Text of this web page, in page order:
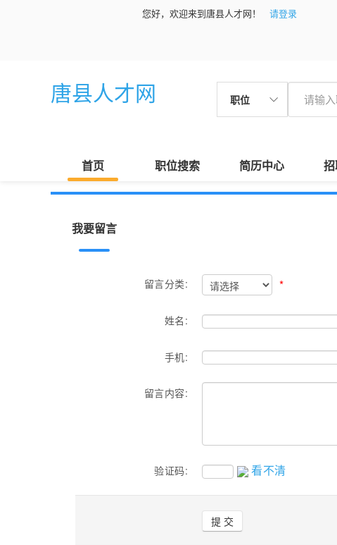
您好，欢迎来到唐县人才网！
请登录
唐县人才网 职位
首页 职位搜索 简历中心
我要留言
留言分类: *
姓名:
手机:
留言内容:
验证码: 看不清